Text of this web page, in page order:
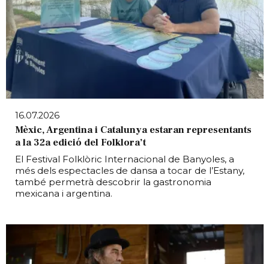
16.07.2026
Mèxic, Argentina i Catalunya estaran representants
a la 32a edició del Folklora’t
El Festival Folklòric Internacional de Banyoles, a
més dels espectacles de dansa a tocar de l’Estany,
també permetrà descobrir la gastronomia
mexicana i argentina.